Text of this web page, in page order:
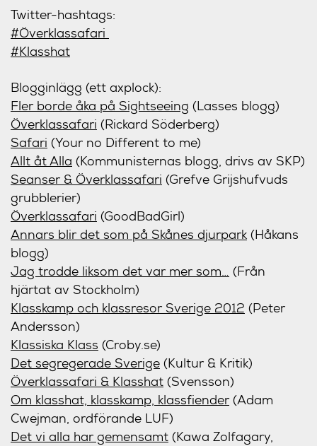
Twitter-hashtags:
#Överklassafari
#Klasshat
Blogginlägg (ett axplock):
Fler borde åka på Sightseeing (Lasses blogg)
Överklassafari (Rickard Söderberg)
Safari (Your no Different to me)
Allt åt Alla (Kommunisternas blogg, drivs av SKP)
Seanser & Överklassafari (Grefve Grijshufvuds
grubblerier)
Överklassafari (GoodBadGirl)
Annars blir det som på Skånes djurpark (Håkans
blogg)
Jag trodde liksom det var mer som… (Från
hjärtat av Stockholm)
Klasskamp och klassresor Sverige 2012 (Peter
Andersson)
Klassiska Klass (Croby.se)
Det segregerade Sverige (Kultur & Kritik)
Överklassafari & Klasshat (Svensson)
Om klasshat, klasskamp, klassfiender (Adam
Cwejman, ordförande LUF)
Det vi alla har gemensamt (Kawa Zolfagary,